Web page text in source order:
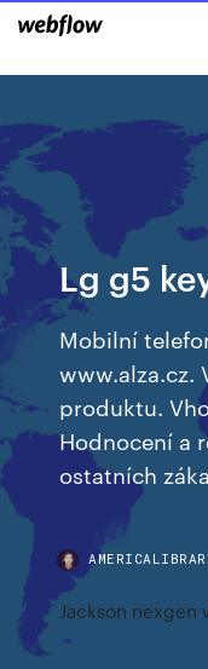
Lg g5
Mobilní
www.alza.cz.
produktu.
Hodnocení a
ostatních
Jackson